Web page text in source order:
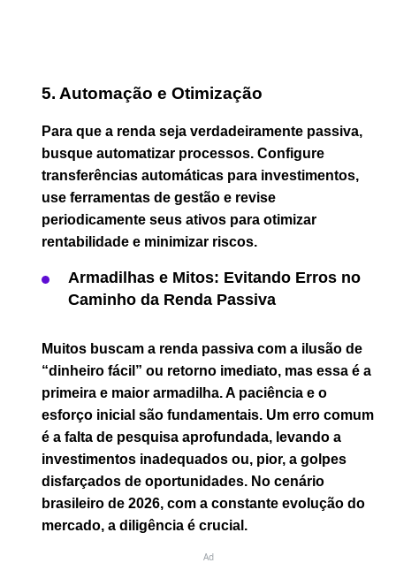
5. Automação e Otimização
Para que a renda seja verdadeiramente passiva,
busque automatizar processos. Configure
transferências automáticas para investimentos,
use ferramentas de gestão e revise
periodicamente seus ativos para otimizar
rentabilidade e minimizar riscos.
Armadilhas e Mitos: Evitando Erros no
Caminho da Renda Passiva
Muitos buscam a renda passiva com a ilusão de
“dinheiro fácil” ou retorno imediato, mas essa é a
primeira e maior armadilha. A paciência e o
esforço inicial são fundamentais. Um erro comum
é a falta de pesquisa aprofundada, levando a
investimentos inadequados ou, pior, a golpes
disfarçados de oportunidades. No cenário
brasileiro de 2026, com a constante evolução do
mercado, a diligência é crucial.
Ad